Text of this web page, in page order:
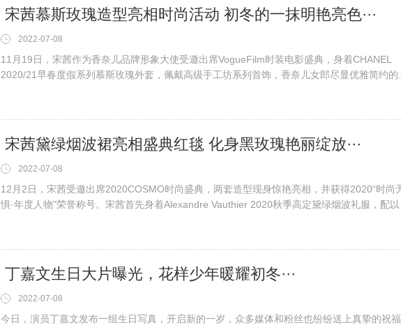
​ 宋茜慕斯玫瑰造型亮相时尚活动 初冬的一抹明艳亮色···
2022-07-08
11月19日，宋茜作为香奈儿品牌形象大使受邀出席VogueFilm时装电影盛典，身着CHANEL
2020/21早春度假系列慕斯玫瑰外套，佩戴高级手工坊系列首饰，香奈儿女郎尽显优雅简约的
​ 宋茜黛绿烟波裙亮相盛典红毯 化身黑玫瑰艳丽绽放···
2022-07-08
12月2日，宋茜受邀出席2020COSMO时尚盛典，两套造型现身惊艳亮相，并获得2020“时尚
惧·年度人物”荣誉称号。宋茜首先身着Alexandre Vauthier 2020秋季高定黛绿烟波礼服，配以
​ 丁嘉文生日大片曝光，花样少年暖耀初冬···
2022-07-08
今日，演员丁嘉文发布一组生日写真，开启新的一岁，众多媒体和粉丝也纷纷送上真挚的祝福